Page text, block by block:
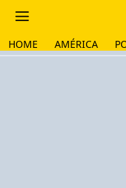
HOME AMÉRICA